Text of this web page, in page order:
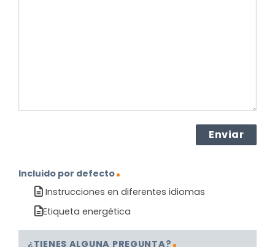
Incluido por defecto
Instrucciones en diferentes idiomas
Etiqueta energética
¿TIENES ALGUNA PREGUNTA?